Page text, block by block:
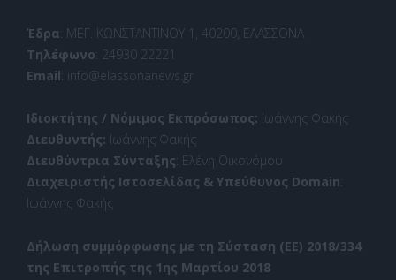
Έδρα: ΜΕΓ. ΚΩΝΣΤΑΝΤΙΝΟΥ 1, 40200, ΕΛΑΣΣΟΝΑ
Τηλέφωνο: 24930 22221
Email: info@elassonanews.gr
Ιδιοκτήτης / Νόμιμος Εκπρόσωπος: Ιωάννης Φακής
Διευθυντής: Ιωάννης Φακής
Διευθύντρια Σύνταξης: Ελένη Οικονόμου
Διαχειριστής Ιστοσελίδας & Υπεύθυνος Domain:
Ιωάννης Φακής
Δήλωση συμμόρφωσης με τη Σύσταση (ΕΕ) 2018/334
της Επιτροπής της 1ης Μαρτίου 2018